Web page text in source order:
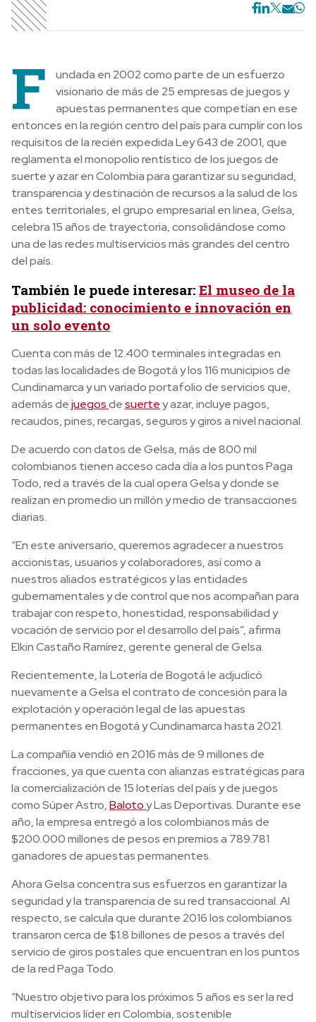
F
undada en 2002 como parte de un esfuerzo
visionario de más de 25 empresas de juegos y
apuestas permanentes que competían en ese
entonces en la región centro del país para cumplir con los
requisitos de la recién expedida Ley 643 de 2001, que
reglamenta el monopolio rentístico de los juegos de
suerte y azar en Colombia para garantizar su seguridad,
transparencia y destinación de recursos a la salud de los
entes territoriales, el grupo empresarial en linea, Gelsa,
celebra 15 años de trayectoria, consolidándose como
una de las redes multiservicios más grandes del centro
del país.
También le puede interesar: El museo de la
publicidad: conocimiento e innovación en
un solo evento
Cuenta con más de 12.400 terminales integradas en
todas las localidades de Bogotá y los 116 municipios de
Cundinamarca y un variado portafolio de servicios que,
además dejuegosdesuertey azar, incluye pagos,
recaudos, pines, recargas, seguros y giros a nivel nacional.
De acuerdo con datos de Gelsa, más de 800 mil
colombianos tienen acceso cada día a los puntos Paga
Todo, red a través de la cual opera Gelsa y donde se
realizan en promedio un millón y medio de transacciones
diarias.
“En este aniversario, queremos agradecer a nuestros
accionistas, usuarios y colaboradores, así como a
nuestros aliados estratégicos y las entidades
gubernamentales y de control que nos acompañan para
trabajar con respeto, honestidad, responsabilidad y
vocación de servicio por el desarrollo del país”, afirma
Elkin Castaño Ramírez, gerente general de Gelsa.
Recientemente, la Lotería de Bogotá le adjudicó
nuevamente a Gelsa el contrato de concesión para la
explotación y operación legal de las apuestas
permanentes en Bogotá y Cundinamarca hasta 2021.
La compañía vendió en 2016 más de 9 millones de
fracciones, ya que cuenta con alianzas estratégicas para
la comercialización de 15 loterías del país y de juegos
como Súper Astro,Balotoy Las Deportivas. Durante ese
año, la empresa entregó a los colombianos más de
$200.000 millones de pesos en premios a 789.781
ganadores de apuestas permanentes.
Ahora Gelsa concentra sus esfuerzos en garantizar la
seguridad y la transparencia de su red transaccional. Al
respecto, se calcula que durante 2016 los colombianos
transaron cerca de $1.8 billones de pesos a través del
servicio de giros postales que encuentran en los puntos
de la red Paga Todo.
“Nuestro objetivo para los próximos 5 años es ser la red
multiservicios líder en Colombia, sostenible